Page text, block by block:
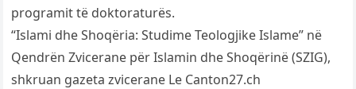
programit të doktoraturës.
“Islami dhe Shoqëria: Studime Teologjike Islame” në
Qendrën Zvicerane për Islamin dhe Shoqërinë (SZIG),
shkruan gazeta zvicerane Le Canton27.ch